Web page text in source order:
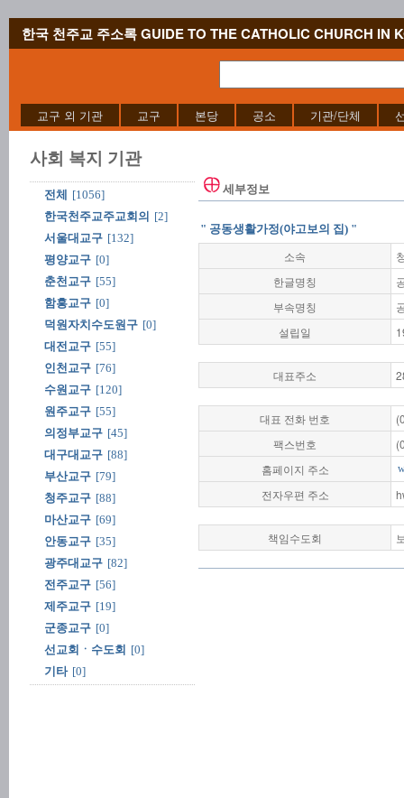
한국 천주교 주소록 GUIDE TO THE CATHOLIC CHURCH IN
교구 외 기관 교구 본당 공소 기관/단체
사회 복지 기관
전체
[1056]
한국천주교주교회의 [2]
서울대교구 [132]
평양교구 [0]
춘천교구 [55]
함흥교구 [0]
덕원자치수도원구 [0]
대전교구 [55]
인천교구 [76]
수원교구 [120]
원주교구 [55]
의정부교구 [45]
대구대교구 [88]
부산교구 [79]
청주교구 [88]
마산교구 [69]
안동교구 [35]
광주대교구 [82]
전주교구 [56]
제주교구 [19]
군종교구 [0]
선교회ㆍ수도회 [0]
기타 [0]
세부정보
" 공동생활가정(야고보의 집) "
소속
한글명칭
부속명칭
설립일
대표주소
대표 전화 번호
팩스번호
홈페이지 주소
전자우편 주소
책임수도회